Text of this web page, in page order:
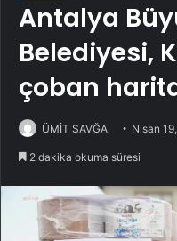
Antalya
Belediyesi,
çoban
ÜMİT SAVĞA Nisan
2 dakika okuma süresi